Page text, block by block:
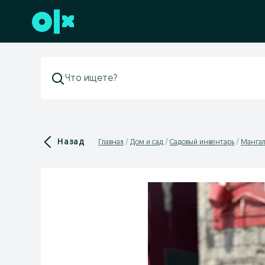
Перейти к нижнему колонтитулу
Назад Главная Дом и сад Садовый инвентарь